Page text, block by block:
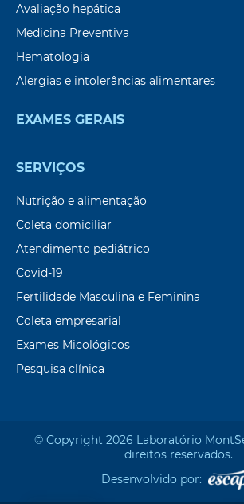
Avaliação hepática
Medicina Preventiva
Hematologia
Alergias e intolerâncias alimentares
EXAMES GERAIS
SERVIÇOS
Nutrição e alimentação
Coleta domiciliar
Atendimento pediátrico
Covid-19
Fertilidade Masculina e Feminina
Coleta empresarial
Exames Micológicos
Pesquisa clínica
© Copyright 2026 Laboratório
direitos reservados.
Desenvolvido por: